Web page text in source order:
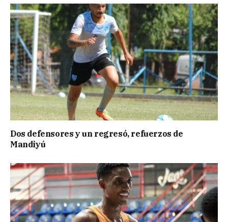
Dos defensores y un regresó, refuerzos de
Mandiyú